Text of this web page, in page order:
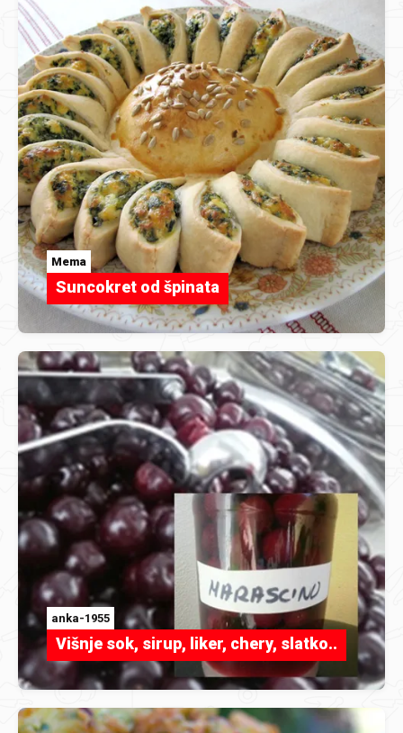
Mema
Suncokret od špinata
anka-1955
Višnje sok, sirup, liker, chery, slatko..